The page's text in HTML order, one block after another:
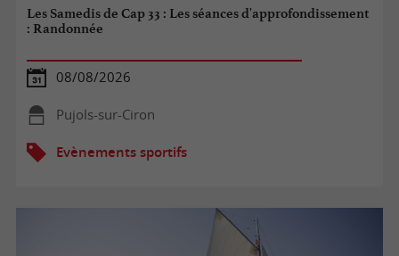
Les Samedis de Cap 33 : Les séances d'approfondissement
: Randonnée
08/08/2026
Pujols-sur-Ciron
Evènements sportifs